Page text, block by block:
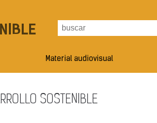
Material audiovisual
SOSTENIBLE